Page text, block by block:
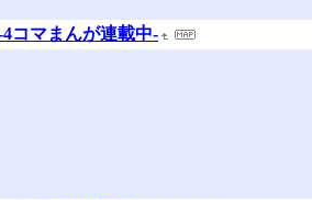
4コマまんが連載中-